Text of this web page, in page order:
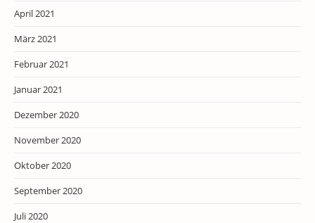
April 2021
März 2021
Februar 2021
Januar 2021
Dezember 2020
November 2020
Oktober 2020
September 2020
Juli 2020